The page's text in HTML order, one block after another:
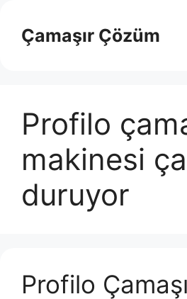
Çamaşır Çözüm
Profilo
makinesi
duruyor
Profilo